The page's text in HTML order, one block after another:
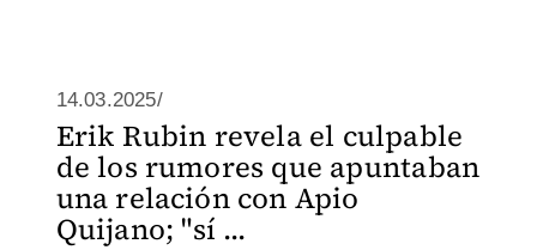
14.03.2025/
Erik Rubin revela el culpable
de los rumores que apuntaban
una relación con Apio
Quijano; "sí ...